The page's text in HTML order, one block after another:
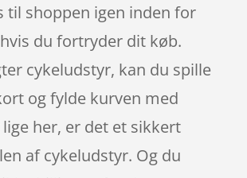
til shoppen igen inden for
du fortryder dit køb.
cykeludstyr, kan du spille
og fylde kurven med
her, er det et sikkert
af cykeludstyr. Og du